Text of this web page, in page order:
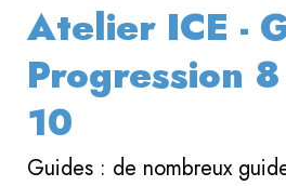
Atelier ICE -
Progression
10
Guides : de nombreux